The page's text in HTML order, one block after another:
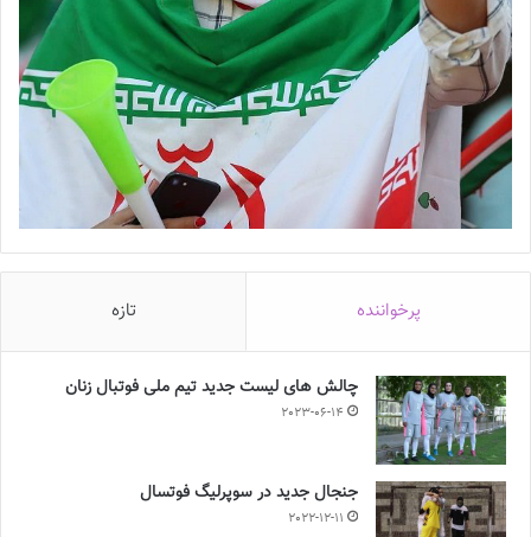
پرخواننده تازه
چالش هاى ليست جدید تيم ملى فوتبال زنان
2023-06-14
جنجال جدید در سوپرلیگ فوتسال
2022-12-11